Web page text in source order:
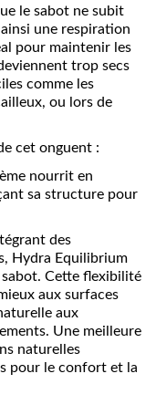
le sabot ne subit
une respiration
pour maintenir les
trop secs
comme les
ou lors de
cet onguent :
nourrit en
sa structure pour
des
Hydra Equilibrium
sabot. Cette flexibilité
aux surfaces
aux
Une meilleure
naturelles
pour le confort et la